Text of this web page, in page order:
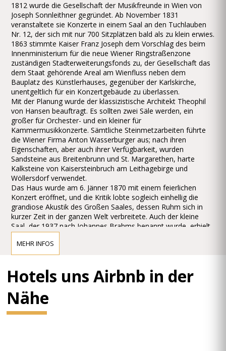
1812 wurde die Gesellschaft der Musikfreunde in Wien von
Joseph Sonnleithner gegründet. Ab November 1831
veranstaltete sie Konzerte in einem Saal an den Tuchlauben
Nr. 12, der sich mit nur 700 Sitzplätzen bald als zu klein erwies.
1863 stimmte Kaiser Franz Joseph dem Vorschlag des beim
Innenministerium für die neue Wiener Ringstraßenzone
zuständigen Stadterweiterungsfonds zu, der Gesellschaft das
dem Staat gehörende Areal am Wienfluss neben dem
Bauplatz des Künstlerhauses, gegenüber der Karlskirche,
unentgeltlich für ein Konzertgebäude zu überlassen.
Mit der Planung wurde der klassizistische Architekt Theophil
von Hansen beauftragt. Es sollten zwei Säle werden, ein
großer für Orchester- und ein kleiner für
Kammermusikkonzerte. Sämtliche Steinmetzarbeiten führte
die Wiener Firma Anton Wasserburger aus; nach ihren
Eigenschaften, aber auch ihrer Verfügbarkeit, wurden
Sandsteine aus Breitenbrunn und St. Margarethen, harte
Kalksteine von Kaisersteinbruch am Leithagebirge und
Wöllersdorf verwendet.
Das Haus wurde am 6. Jänner 1870 mit einem feierlichen
Konzert eröffnet, und die Kritik lobte sogleich einhellig die
grandiose Akustik des Großen Saales, dessen Ruhm sich in
kurzer Zeit in der ganzen Welt verbreitete. Auch der kleine
Saal, der 1937 nach Johannes Brahms benannt wurde, erhielt
bald den Ruf, ein idealer Ort für Kammermusik zu sein.
Im Jahr 2004 wurden vier kleinere, unterirdische Säle eröffnet,
die für Konzerte ebenso wie für Proben, Konferenzen,
größtmögliche Flexibilität in der Nutzung mit modernster
Technik ausgestattet wurden. Ursprünglich hätte diese
Erweiterung vom amerikanischen Musikmäzen Alberto Vilar
finanziert werden sollen. Nachdem dieser abgesprungen war,
half der austro-kanadische Industrielle Frank Stronach aus.
MEHR INFOS
Hotels uns Airbnb in der
Nähe